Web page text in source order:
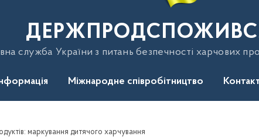
служба України з питань безпечності харчових
Міжнародне співробітництво
маркування дитячого харчування